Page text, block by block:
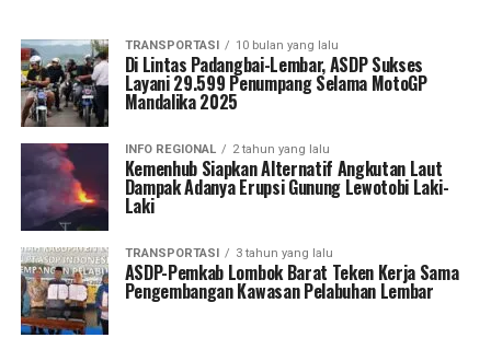
TRANSPORTASI 10 bulan yang lalu
Di Lintas Padangbai-Lembar, ASDP Sukses
Layani 29.599 Penumpang Selama MotoGP
Mandalika 2025
INFO REGIONAL 2 tahun yang lalu
Kemenhub Siapkan Alternatif Angkutan Laut
Dampak Adanya Erupsi Gunung Lewotobi Laki-
Laki
TRANSPORTASI 3 tahun yang lalu
ASDP-Pemkab Lombok Barat Teken Kerja Sama
Pengembangan Kawasan Pelabuhan Lembar